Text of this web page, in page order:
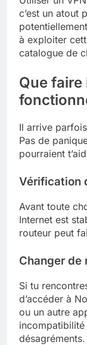
c’est un atout
à exploiter
catalogue de
Que
Il arrive
Pas de
pourraient
Vérification
Avant toute
Internet est
routeur peut
Changer de
Si tu
d’accéder à
ou un autre
désagréments.